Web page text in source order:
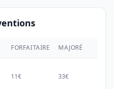
FORFAITAIRE MAJORÉ
11€ 33€